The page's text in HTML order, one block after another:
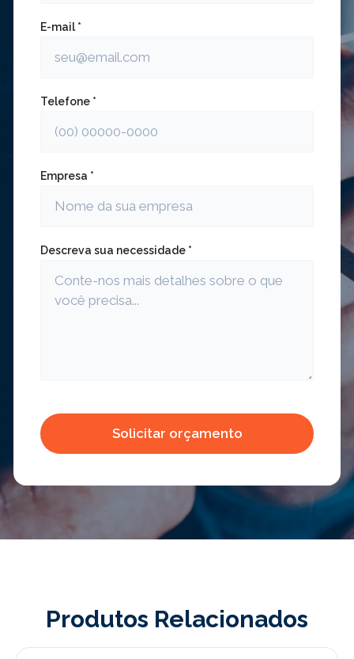
E-mail *
Telefone *
Empresa *
Descreva sua necessidade *
Produtos Relacionados